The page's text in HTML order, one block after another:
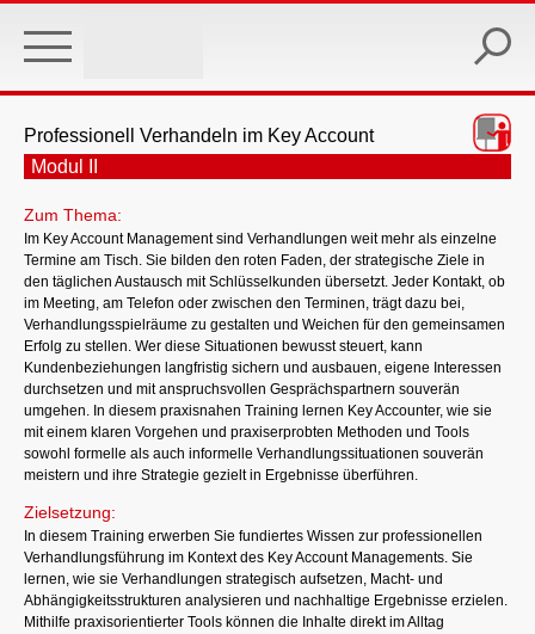
main
Professionell Verhandeln im Key Account
Modul II
Zum Thema:
Im Key Account Management sind Verhandlungen weit mehr als einzelne
Termine am Tisch. Sie bilden den roten Faden, der strategische Ziele in
den täglichen Austausch mit Schlüsselkunden übersetzt. Jeder Kontakt, ob
im Meeting, am Telefon oder zwischen den Terminen, trägt dazu bei,
Verhandlungsspielräume zu gestalten und Weichen für den gemeinsamen
Erfolg zu stellen. Wer diese Situationen bewusst steuert, kann
Kundenbeziehungen langfristig sichern und ausbauen, eigene Interessen
durchsetzen und mit anspruchsvollen Gesprächspartnern souverän
umgehen. In diesem praxisnahen Training lernen Key Accounter, wie sie
mit einem klaren Vorgehen und praxiserprobten Methoden und Tools
sowohl formelle als auch informelle Verhandlungssituationen souverän
meistern und ihre Strategie gezielt in Ergebnisse überführen.
Zielsetzung:
In diesem Training erwerben Sie fundiertes Wissen zur professionellen
Verhandlungsführung im Kontext des Key Account Managements. Sie
lernen, wie sie Verhandlungen strategisch aufsetzen, Macht- und
Abhängigkeitsstrukturen analysieren und nachhaltige Ergebnisse erzielen.
Mithilfe praxisorientierter Tools können die Inhalte direkt im Alltag